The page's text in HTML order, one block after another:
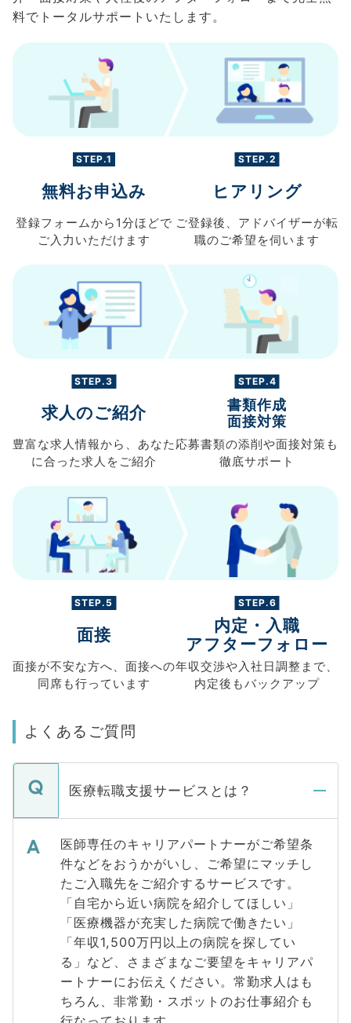
料でトータルサポートいたします。
STEP.1
無料お申込み
登録フォームから 1分ほどで
ご入力 いただけます
STEP.2
ヒアリング
ご登録後、 アドバイザーが転
職のご希望を伺います
STEP.3
求人のご紹介
豊富な求人情報から、 あなた
に合った求人を ご紹介
STEP.4
書類作成
面接対策
応募書類の添削や面接対策も
徹底サポート
STEP.5
面接
面接が不安な方へ、 面接への
同席も行っています
STEP.6
内定・入職
アフターフォロー
年収交渉や入社日調整まで、
内定後もバックアップ
よくあるご質問
医療転職支援サービスとは？
医師専任のキャリアパートナーがご希望条
件などをおうかがいし、ご希望にマッチし
たご入職先をご紹介するサービスです。
「自宅から近い病院を紹介してほしい」
「医療機器が充実した病院で働きたい」
「年収1,500万円以上の病院を探してい
る」など、さまざまなご要望をキャリアパ
ートナーにお伝えください。常勤求人はも
ちろん、非常勤・スポットのお仕事紹介も